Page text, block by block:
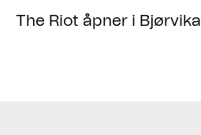
The Riot åpner i Bjørvika